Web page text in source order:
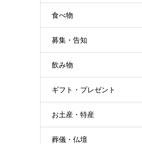
食べ物
募集・告知
飲み物
ギフト・プレゼント
お土産・特産
葬儀・仏壇